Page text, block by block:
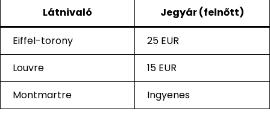
Látnivaló Jegyár (felnőtt)
Eiffel-torony
25 EUR
Louvre
15 EUR
Montmartre
Ingyenes